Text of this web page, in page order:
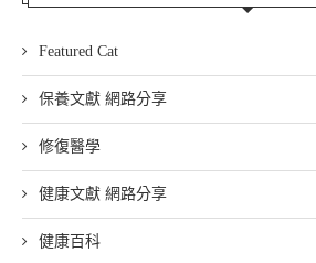
Featured Cat
保養文獻 網路分享
修復醫學
健康文獻 網路分享
健康百科